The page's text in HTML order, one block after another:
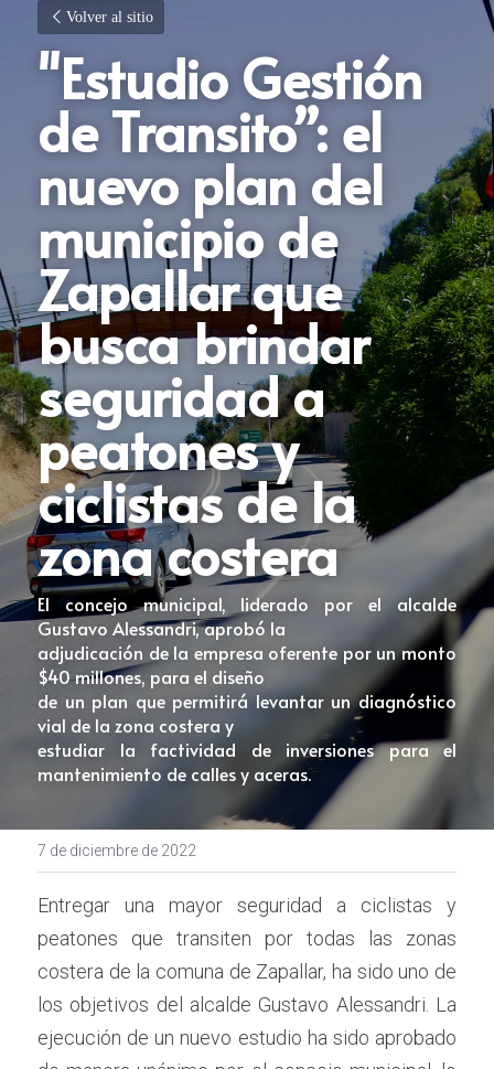
Volver al sitio
"Estudio Gestión
de Transito”: el
nuevo plan del
municipio de
Zapallar que
busca brindar
seguridad a
peatones y
ciclistas de la
zona costera
El concejo municipal, liderado por el alcalde
Gustavo Alessandri, aprobó la
adjudicación de la empresa oferente por un monto
$40 millones, para el diseño
de un plan que permitirá levantar un diagnóstico
vial de la zona costera y
estudiar la factividad de inversiones para el
mantenimiento de calles y aceras.
7 de diciembre de 2022
Entregar una mayor seguridad a ciclistas y
peatones que transiten por todas las zonas
costera de la comuna de Zapallar, ha sido uno de
los objetivos del alcalde Gustavo Alessandri. La
ejecución de un nuevo estudio ha sido aprobado